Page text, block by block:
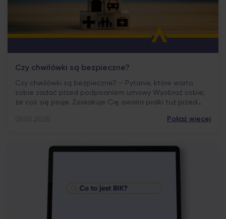
Czy chwilówki są bezpieczne?
Czy chwilówki są bezpieczne? – Pytanie, które warto
sobie zadać przed podpisaniem umowy Wyobraź sobie,
że coś się psuje. Zaskakuje Cię awaria pralki tuż przed
Szybka decyzja: potrzebujesz gotówki na już.
09.05.2025 Pokaż więcej